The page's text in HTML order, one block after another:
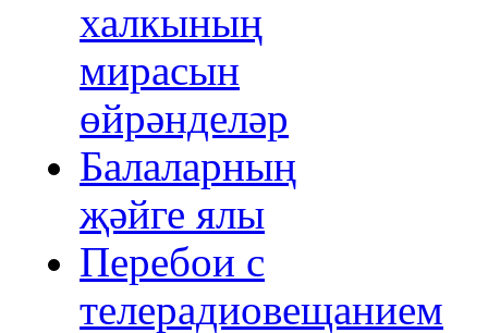
халкының
мирасын
өйрәнделәр
Балаларның
җәйге ялы
Перебои с
телерадиовещанием